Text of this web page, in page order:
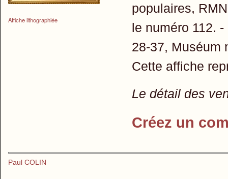
Affiche lithographiée
populaires,
le numéro 112.
28-37, Muséum
Cette affiche
Le détail des
Créez un
Paul COLIN